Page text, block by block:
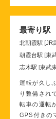
最寄り駅
北朝霞駅 [JR
朝霞台駅 [東
志木駅 [東武
運転が久し
り整備され
転車の運転
GPS付きの